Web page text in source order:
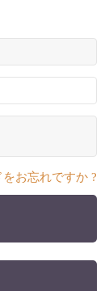
お忘れですか ?